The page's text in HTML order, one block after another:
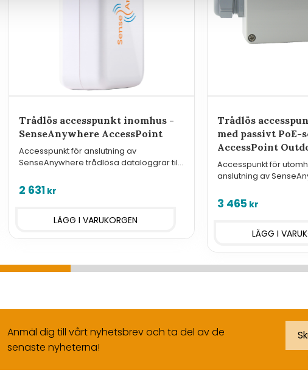
Trådlös accesspunkt inomhus -
SenseAnywhere AccessPoint
Accesspunkt för anslutning av
SenseAnywhere trådlösa dataloggrar till
2 631 kr
Trådlös
med passivt PoE-
AccessPoint
Accesspunkt för
anslutning av
3 465 kr
Anmäl dig till vårt nyhetsbrev och ta del av de
senaste nyheterna!